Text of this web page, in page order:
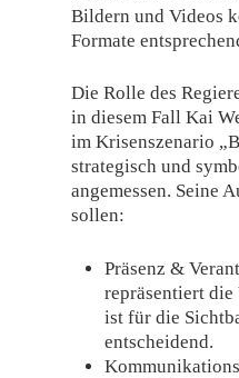
Bildern und Videos
Formate
Die Rolle des
in diesem Fall Kai
im Krisenszenario
strategisch und
angemessen. Seine
sollen:
Präsenz &
repräsentiert die
ist für die
entscheidend.